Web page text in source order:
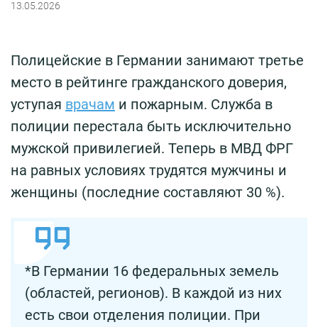
13.05.2026
Полицейские в Германии занимают третье
место в рейтинге гражданского доверия,
уступая врачам и пожарным. Служба в
полиции перестала быть исключительно
мужской привилегией. Теперь в МВД ФРГ
на равных условиях трудятся мужчины и
женщины (последние составляют 30 %).
*В Германии 16 федеральных земель
(областей, регионов). В каждой из них
есть свои отделения полиции. При